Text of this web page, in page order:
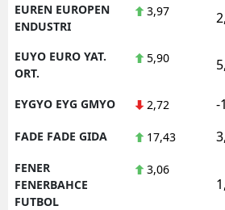
EUREN EUROPEN
ENDUSTRI
3,97
EUYO EURO YAT.
ORT.
5,90
EYGYO EYG GMYO 2,72 -
FADE FADE GIDA 17,43
FENER
FENERBAHCE
FUTBOL
3,06